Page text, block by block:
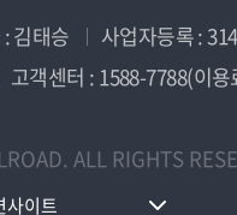
김태승 사업자등록 :
고객센터 : 1588-7788(이
ALL RIGHTS
사이트